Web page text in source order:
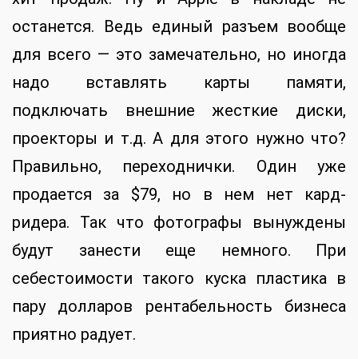
останется. Ведь единый разъем вообще
для всего — это замечательно, но иногда
надо вставлять карты памяти,
подключать внешние жесткие диски,
проекторы и т.д. А для этого нужно что?
Правильно, переходнички. Один уже
продается за $79, но в нем нет кард-
ридера. Так что фотографы вынуждены
будут занести еще немного. При
себестоимости такого куска пластика в
пару долларов рентабельность бизнеса
приятно радует.